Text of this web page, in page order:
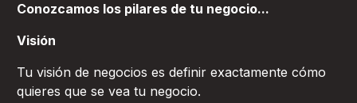
Conozcamos los pilares de tu negocio...
Visión
Tu visión de negocios es definir exactamente cómo
quieres que se vea tu negocio.